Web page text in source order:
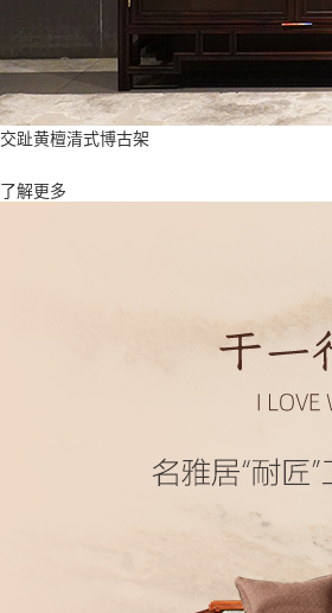
交趾黄檀清式博古架
了解更多